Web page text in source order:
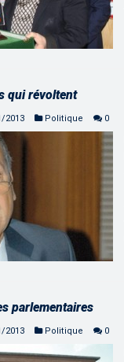
qui révoltent
2013 Politique 0
parlementaires
2013 Politique 0